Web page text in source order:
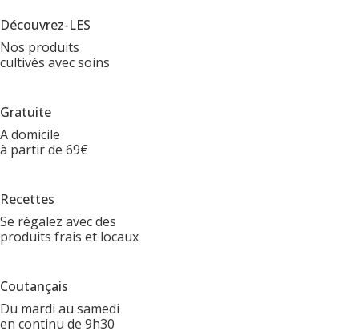
Découvrez-LES
Nos produits
cultivés avec soins
Gratuite
A domicile
à partir de 69€
Recettes
Se régalez avec des
produits frais et locaux
Coutançais
Du mardi au samedi
en continu de 9h30